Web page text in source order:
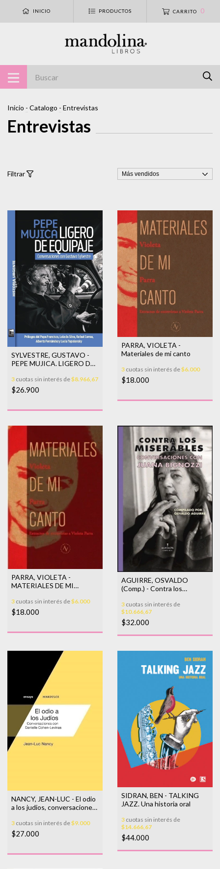
INICIO PRODUCTOS CARRITO 0
Inicio - Catalogo - Entrevistas
Entrevistas
Filtrar
SYLVESTRE, GUSTAVO -
PEPE MUJICA. LIGERO DE
3 cuotas sin interés de$8.966,67
$26.900
PARRA, VIOLETA -
Materiales de mi canto
3 cuotas sin interés de$6.000
$18.000
PARRA, VIOLETA -
MATERIALES DE MI
3 cuotas sin interés de$6.000
$18.000
AGUIRRE, OSVALDO
(Comp.) - Contra los
con Juana Bignozzi
3 cuotas sin interés de
$10.666,67
$32.000
NANCY, JEAN-LUC - El odio
a los judios, conversaciones
3 cuotas sin interés de$9.000
$27.000
SIDRAN, BEN - TALKING
JAZZ. Una historia oral
3 cuotas sin interés de
$14.666,67
$44.000